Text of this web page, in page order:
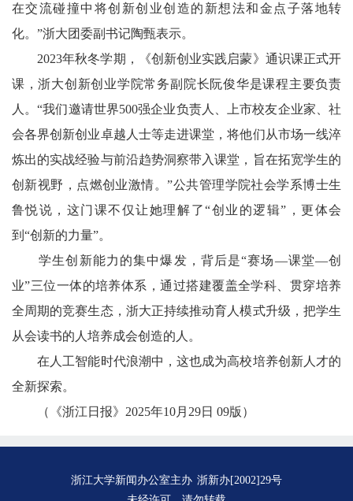
在交流碰撞中将创新创业创造的新想法和金点子落地转
化。”浙大团委副书记陶甄表示。
2023年秋冬学期，《创新创业实践启蒙》通识课正式开
课，浙大创新创业学院常务副院长阮俊华是课程主要负责
人。“我们邀请世界500强企业负责人、上市校友企业家、社
会各界创新创业卓越人士等走进课堂，将他们从市场一线淬
炼出的实战经验与前沿趋势洞察带入课堂，旨在拓宽学生的
创新视野，点燃创业激情。”公共管理学院社会学系博士生
鲁悦说，这门课不仅让她理解了“创业的逻辑”，更体会
到“创新的力量”。
学生创新能力的集中爆发，背后是“赛场—课堂—创
业”三位一体的培养体系，通过搭建覆盖全学科、贯穿培养
全周期的竞赛生态，浙大正持续推动育人模式升级，把学生
从会读书的人培养成会创造的人。
在人工智能时代浪潮中，这也成为高校培养创新人才的
全新探索。
（《浙江日报》2025年10月29日 09版）
浙江大学新闻办公室主办 浙新办[2002]29号